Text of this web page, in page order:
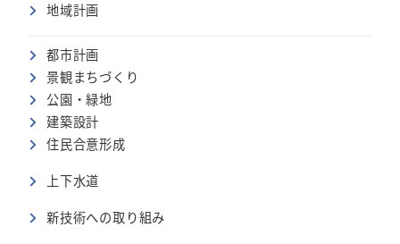
地域計画
都市計画
景観まちづくり
公園・緑地
建築設計
住民合意形成
上下水道
新技術への取り組み